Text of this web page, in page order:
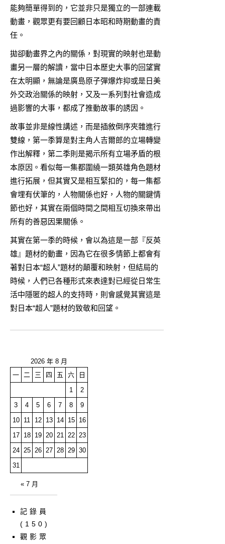
能夠簡單得到的，它並非只是獨立的一部連載
動畫，觀眾更有要回顧日本昭和時期動畫的責
任。
拋卻動畫界之內的關係，對現實的映射也是動
畫另一層的解讀，當中日本歷史大事的回望實
在太明顯，無論是廣島原子彈爆炸抑或是日美
外交政治關係的映射，又及一系列對社會造成
過影響的大事，都成了推動故事的誘因。
故事並非是線性講述，而是插敘倒序夾雜進行
雙線，第一季算是對主角人吉爾郎的立場轉變
作出解釋，第二季則是揭示所有立場矛盾的根
本原因。看似每一集都圍繞一類英雄角色題材
進行拓展，但其實又是相互緊扣的，每一集都
會埋有伏筆的，人物關係也好，人物的關鍵情
節也好，其實在兩個時間之間相互切換來帶出
所有的善惡因果關係。
其實在第一季的時候，會以為這是一部『反英
雄』題材的動畫，因為它在很多情節上都會有
著對日本“超人”題材的顛覆和映射，但結局的
時候，人們已各種形式來表達對已經從日常生
活中隱匿的超人的支持時，則會感覺其實這是
對日本“超人”題材的致敬和回望。
2026 年 8 月
一
二 三 四 五 六
日
1
2
3
4 5 6 7 8
9
10
11 12 13 14 15
16
17
18 19 20 21 22
23
24
25 26 27 28 29 30
31
« 7 月
記錄員
(150)
觀影眾